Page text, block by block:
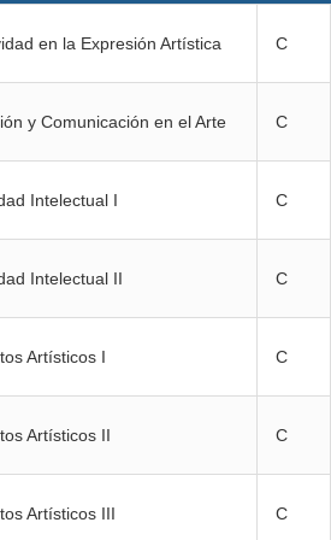
en la Expresión Artística C
y Comunicación en el Arte C
Intelectual I C
Intelectual II C
Artísticos I C
Artísticos II C
Artísticos III C